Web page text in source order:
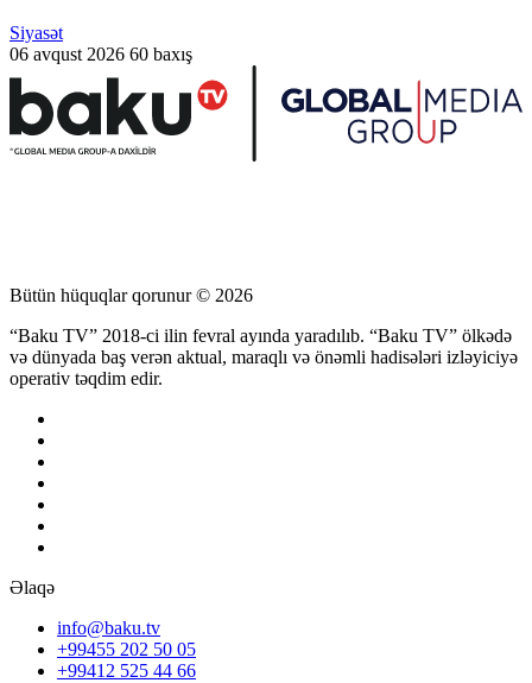
Siyasət
06 avqust 2026 60 baxış
Bütün hüquqlar qorunur © 2026
“Baku TV” 2018-ci ilin fevral ayında yaradılıb. “Baku TV” ölkədə
və dünyada baş verən aktual, maraqlı və önəmli hadisələri izləyiciyə
operativ təqdim edir.
Əlaqə
info@baku.tv
+99455 202 50 05
+99412 525 44 66